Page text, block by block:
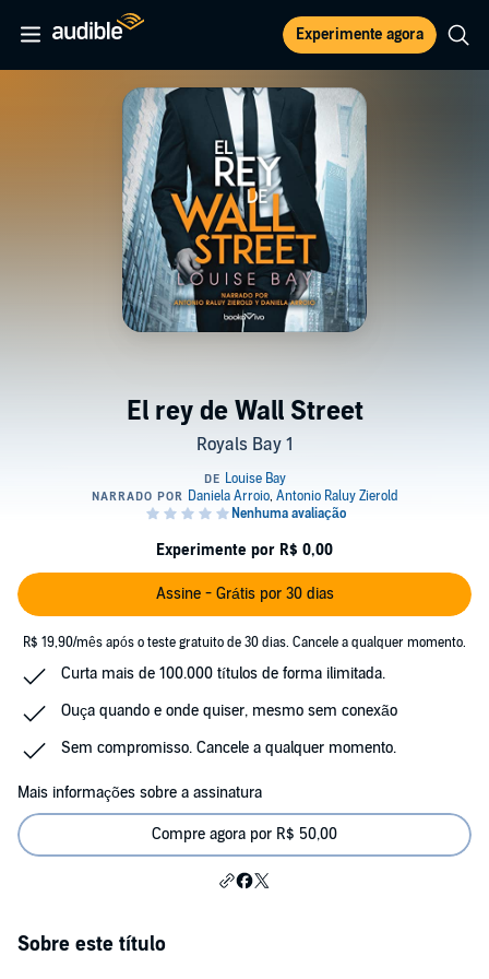
Experimente agora
El rey de Wall Street
Royals Bay 1
Experimente por R$ 0,00
Assine - Grátis por 30 dias
R$ 19,90/mês após o teste gratuito de 30 dias. Cancele a qualquer momento.
Curta mais de 100.000 títulos de forma ilimitada.
Ouça quando e onde quiser, mesmo sem conexão
Sem compromisso. Cancele a qualquer momento.
Mais informações sobre a assinatura
Compre agora por R$ 50,00
Sobre este título